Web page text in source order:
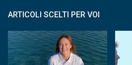
ARTICOLI SCELTI PER VOI